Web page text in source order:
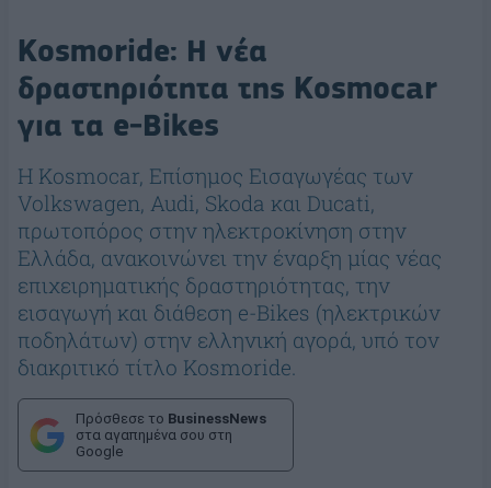
Kosmoride: Η νέα
δραστηριότητα της Kosmocar
για τα e-Bikes
Η Kosmocar, Επίσημος Εισαγωγέας των
Volkswagen, Audi, Skoda και Ducati,
πρωτοπόρος στην ηλεκτροκίνηση στην
Ελλάδα, ανακοινώνει την έναρξη μίας νέας
επιχειρηματικής δραστηριότητας, την
εισαγωγή και διάθεση e-Bikes (ηλεκτρικών
ποδηλάτων) στην ελληνική αγορά, υπό τον
διακριτικό τίτλο Kosmoride.
Πρόσθεσε το BusinessNews
στα αγαπημένα σου στη
Google